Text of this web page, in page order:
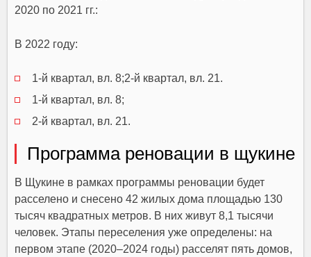
2020 по 2021 гг.:
В 2022 году:
1-й квартал, вл. 8;2-й квартал, вл. 21.
1-й квартал, вл. 8;
2-й квартал, вл. 21.
Программа реновации в щукине
В Щукине в рамках программы реновации будет
расселено и снесено 42 жилых дома площадью 130
тысяч квадратных метров. В них живут 8,1 тысячи
человек. Этапы переселения уже определены: на
первом этапе (2020–2024 годы) расселят пять домов,